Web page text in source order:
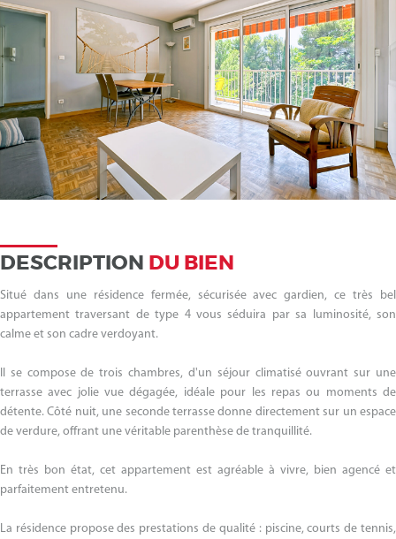
DESCRIPTION DU BIEN
Situé dans une résidence fermée, sécurisée avec gardien, ce très bel
appartement traversant de type 4 vous séduira par sa luminosité, son
calme et son cadre verdoyant.
Il se compose de trois chambres, d'un séjour climatisé ouvrant sur une
terrasse avec jolie vue dégagée, idéale pour les repas ou moments de
détente. Côté nuit, une seconde terrasse donne directement sur un espace
de verdure, offrant une véritable parenthèse de tranquillité.
En très bon état, cet appartement est agréable à vivre, bien agencé et
parfaitement entretenu.
La résidence propose des prestations de qualité : piscine, courts de tennis,